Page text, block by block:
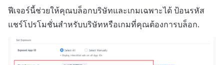
ฟีเจอร์นี้ช่วยให้คุณบล็อกบริษัทและเกมเฉพาะได้ ป้อนรหัส
แชร์โปรโมชั่นสำหรับบริษัทหรือเกมที่คุณต้องการบล็อก.